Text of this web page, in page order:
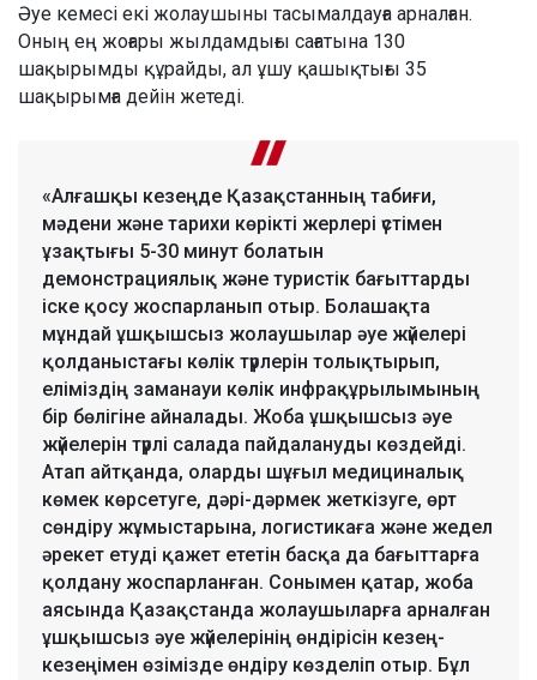
Әуе кемесі екі жолаушыны тасымалдауға арналған.
Оның ең жоғары жылдамдығы сағатына 130
шақырымды құрайды, ал ұшу қашықтығы 35
шақырымға дейін жетеді.
«Алғашқы кезеңде Қазақстанның табиғи,
мәдени және тарихи көрікті жерлері үстімен
ұзақтығы 5-30 минут болатын
демонстрациялық және туристік бағыттарды
іске қосу жоспарланып отыр. Болашақта
мұндай ұшқышсыз жолаушылар әуе жүйелері
қолданыстағы көлік түрлерін толықтырып,
еліміздің заманауи көлік инфрақұрылымының
бір бөлігіне айналады. Жоба ұшқышсыз әуе
жүйелерін түрлі салада пайдалануды көздейді.
Атап айтқанда, оларды шұғыл медициналық
көмек көрсетуге, дәрі-дәрмек жеткізуге, өрт
сөндіру жұмыстарына, логистикаға және жедел
әрекет етуді қажет ететін басқа да бағыттарға
қолдану жоспарланған. Сонымен қатар, жоба
аясында Қазақстанда жолаушыларға арналған
ұшқышсыз әуе жүйелерінің өндірісін кезең-
кезеңімен өзімізде өндіру көзделіп отыр. Бұл